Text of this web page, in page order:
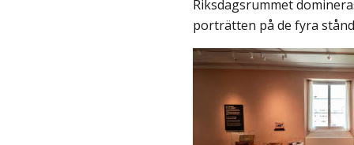
Riksdagsrummet
porträtten på de fyra